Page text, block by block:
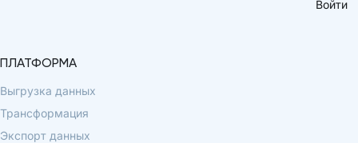
Войти
ПЛАТФОРМА
Выгрузка данных
Трансформация
Экспорт данных